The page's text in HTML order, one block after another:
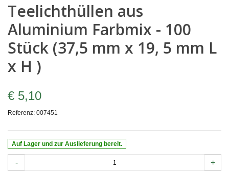
Teelichthüllen aus
Aluminium Farbmix - 100
Stück (37,5 mm x 19, 5 mm L
x H )
€ 5,10
Referenz: 007451
Auf Lager und zur Auslieferung bereit.
- +